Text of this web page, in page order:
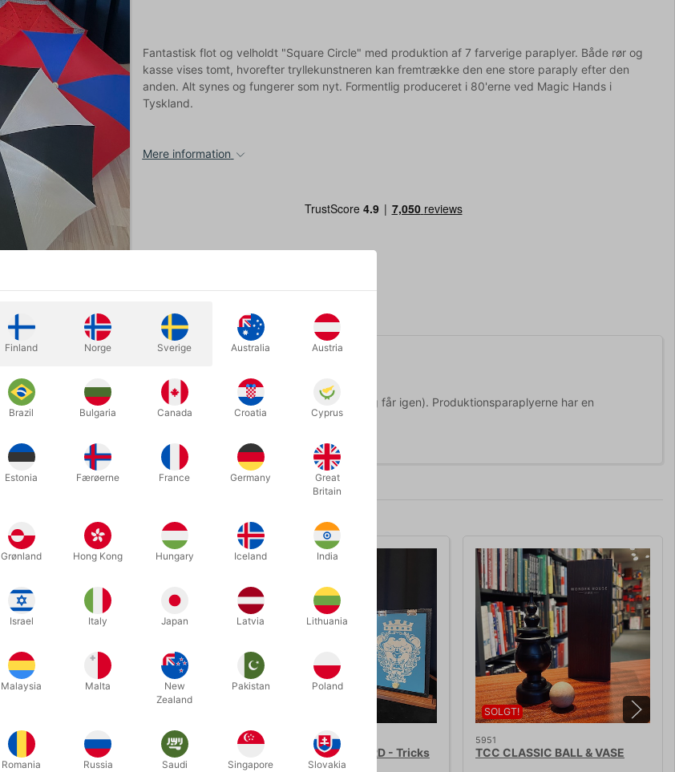
Fantastisk flot og velholdt "Square Circle" med produktion af 7 farverige paraplyer. Både rør og
kasse vises tomt, hvorefter tryllekunstneren kan fremtrække den ene store paraply efter den
anden. Alt synes og fungerer som nyt. Formentlig produceret i 80'erne ved Magic Hands i
Tyskland.
Mere information
apparatur, som vi aldrig før har haft i huset (og sansynligvis aldrig får igen). Produktionsparaplyerne har en
der får dem til at folde sig ud til næsten dobbelt længde.
THE PAPER SHREDDER
ILLUSION - Joe Silkie & John
PU484
SUCKER FLYING CARD - Tricks
Co.
SOLGT!
5951
TCC CLASSIC BALL & VASE
Finland Norge Sverige Australia Austria
Brazil Bulgaria Canada Croatia Cyprus
Estonia Færøerne France Germany
Great
Britain
Grønland Hong Kong Hungary Iceland India
Israel Italy Japan Latvia Lithuania
Malaysia Malta
New
Zealand
Pakistan Poland
Romania Russia
Saudi
Singapore Slovakia